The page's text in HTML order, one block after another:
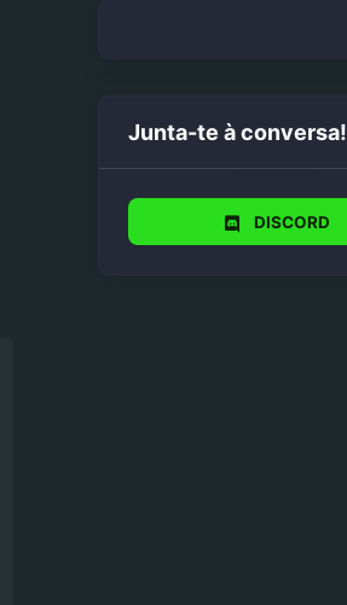
Junta-te à conversa!
DISCORD